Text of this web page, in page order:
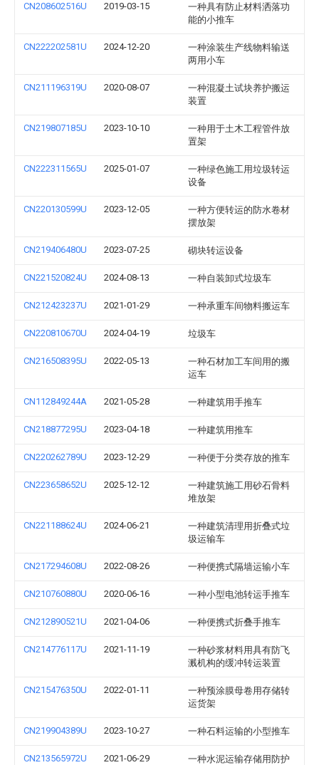
CN208602516U 2019-03-15
一种具有防止材料洒落功
能的小推车
CN222202581U 2024-12-20
一种涂装生产线物料输送
两用小车
CN211196319U 2020-08-07
一种混凝土试块养护搬运
装置
CN219807185U 2023-10-10
一种用于土木工程管件放
置架
CN222311565U 2025-01-07
一种绿色施工用垃圾转运
设备
CN220130599U 2023-12-05
一种方便转运的防水卷材
摆放架
CN219406480U 2023-07-25 砌块转运设备
CN221520824U 2024-08-13 一种自装卸式垃圾车
CN212423237U 2021-01-29 一种承重车间物料搬运车
CN220810670U 2024-04-19 垃圾车
CN216508395U 2022-05-13
一种石材加工车间用的搬
运车
CN112849244A 2021-05-28 一种建筑用手推车
CN218877295U 2023-04-18 一种建筑用推车
CN220262789U 2023-12-29 一种便于分类存放的推车
CN223658652U 2025-12-12
一种建筑施工用砂石骨料
堆放架
CN221188624U 2024-06-21
一种建筑清理用折叠式垃
圾运输车
CN217294608U 2022-08-26 一种便携式隔墙运输小车
CN210760880U 2020-06-16 一种小型电池转运手推车
CN212890521U 2021-04-06 一种便携式折叠手推车
CN214776117U 2021-11-19
一种砂浆材料用具有防飞
溅机构的缓冲转运装置
CN215476350U 2022-01-11
一种预涂膜母卷用存储转
运货架
CN219904389U 2023-10-27 一种石料运输的小型推车
CN213565972U 2021-06-29
一种水泥运输存储用防护